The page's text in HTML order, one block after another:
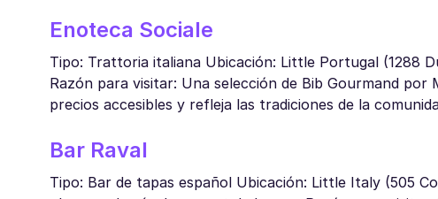
Enoteca Sociale
Tipo: Trattoria italiana Ubicación: Little Portugal (1288
Razón para visitar: Una selección de Bib Gourmand
precios accesibles y refleja las tradiciones de la
Bar Raval
Tipo: Bar de tapas español Ubicación: Little Italy (505